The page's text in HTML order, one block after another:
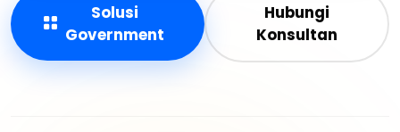
Solusi
Government
Hubungi
Konsultan